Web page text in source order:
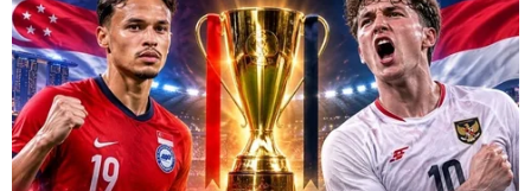
18/07/2026 13:38
Mỹ buộc Tesla phải sửa lỗi đèn pha
gây chói cho gần 20.000 xe
17/07/2026 05:42